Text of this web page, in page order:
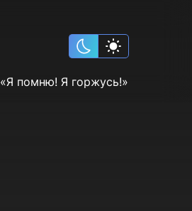
«Я помню! Я горжусь!»